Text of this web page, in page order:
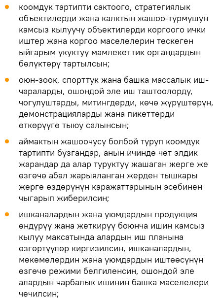
коомдук тартипти сактоого, стратегиялык
объектилерди жана калктын жашоо-турмушун
камсыз кылуучу объектилерди коргоого ички
иштер жана коргоо маселелерин тескеген
ыйгарым укуктуу мамлекеттик органдардын
бөлүктөрү тартылсын;
оюн-зоок, спорттук жана башка массалык иш-
чараларды, ошондой эле иш таштоолорду,
чогулуштарды, митингдерди, көчө жүрүштөрүн,
демонстрацияларды жана пикеттерди
өткөрүүгө тыюу салынсын;
аймактын жашоочусу болбой туруп коомдук
тартипти бузгандар, анын ичинде чет элдик
жарандар да алар туруктуу жашаган жерге же
өзгөчө абал жарыяланган жерден тышкары
жерге өздөрүнүн каражаттарынын эсебинен
чыгарып жиберилсин;
ишканалардын жана уюмдардын продукция
өндүрүү жана жеткирүү боюнча ишин камсыз
кылуу максатында алардын иш планына
өзгөртүүлөр киргизилсин, ишканалардын,
мекемелердин жана уюмдардын иштөөсүнүн
өзгөчө режими белгиленсин, ошондой эле
алардын чарбалык ишинин башка маселелери
чечилсин;